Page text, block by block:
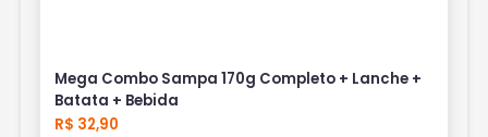
Mega Combo Sampa 170g Completo + Lanche +
Batata + Bebida
R$ 32,90